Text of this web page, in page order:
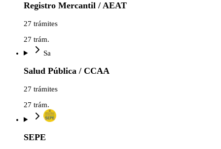
Registro Mercantil / AEAT
27 trámites
27 trám.
Sa
Salud Pública / CCAA
27 trámites
27 trám.
SEPE